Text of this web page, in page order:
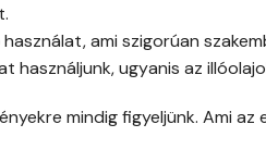
ami szigorúan
használjunk, ugyanis az
mindig figyeljünk. Ami